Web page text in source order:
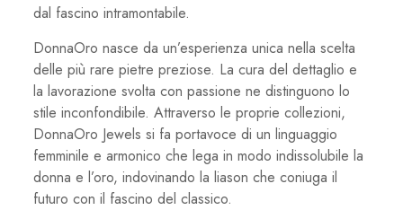
dal fascino intramontabile.
DonnaOro nasce da un’esperienza unica nella scelta
delle più rare pietre preziose. La cura del dettaglio e
la lavorazione svolta con passione ne distinguono lo
stile inconfondibile. Attraverso le proprie collezioni,
DonnaOro Jewels si fa portavoce di un linguaggio
femminile e armonico che lega in modo indissolubile la
donna e l’oro, indovinando la liason che coniuga il
futuro con il fascino del classico.